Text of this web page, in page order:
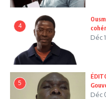
4
Déc
5
Déc